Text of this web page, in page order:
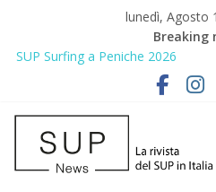
lunedì, Agosto
Breaking
SUP Surfing a Peniche 2026
AirSUP a Gallico: prima storica
Gallico Paddle Fest 2026: sul
del SUP
Porto Selvaggio, a lezione di
prevenzione
2° Urban Sup Trophy: la regata